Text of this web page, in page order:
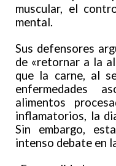
muscular, el
mental.
Sus defensores
de «retornar a la
que la carne, al
enfermedades
alimentos
inflamatorios, la
Sin embargo,
intenso debate en